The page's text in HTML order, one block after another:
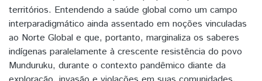
territórios. Entendendo a saúde global como um campo
interparadigmático ainda assentado em noções vinculadas
ao Norte Global e que, portanto, marginaliza os saberes
indígenas paralelamente à crescente resistência do povo
Munduruku, durante o contexto pandêmico diante da